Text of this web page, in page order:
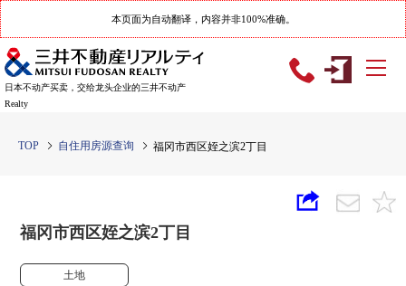
本页面为自动翻译，内容并非100%准确。
日本不动产买卖，交给龙头企业的三井不动产
Realty
TOP 自住用房源查询 福冈市西区姪之滨2丁目
福冈市西区姪之滨2丁目
土地